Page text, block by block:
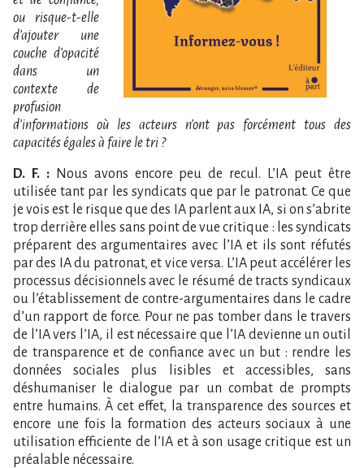
ou risque-t-elle
d’ajouter une
couche d’opacité
dans un
contexte de
profusion
d’informations où les acteurs n’ont pas forcément tous des
capacités égales à faire le tri ?
D. F. :
Nous avons encore peu de recul. L’IA peut être
utilisée tant par les syndicats que par le patronat. Ce que
je vois est le risque que des IA parlent aux IA, si on s’abrite
trop derrière elles sans point de vue critique : les syndicats
préparent des argumentaires avec l’IA et ils sont réfutés
par des IA du patronat, et vice versa. L’IA peut accélérer les
processus décisionnels avec le résumé de tracts syndicaux
ou l’établissement de contre-argumentaires dans le cadre
d’un rapport de force. Pour ne pas tomber dans le travers
de l’IA vers l’IA, il est nécessaire que l’IA devienne un outil
de transparence et de confiance avec un but : rendre les
données sociales plus lisibles et accessibles, sans
déshumaniser le dialogue par un combat de prompts
entre humains. À cet effet, la transparence des sources et
encore une fois la formation des acteurs sociaux à une
utilisation efficiente de l’IA et à son usage critique est un
préalable nécessaire.